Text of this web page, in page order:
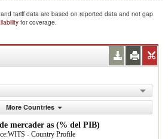
tariff data are based on reported data and not gap
for coverage.
More Countries
mercader as (% del PIB)
- Country Profile